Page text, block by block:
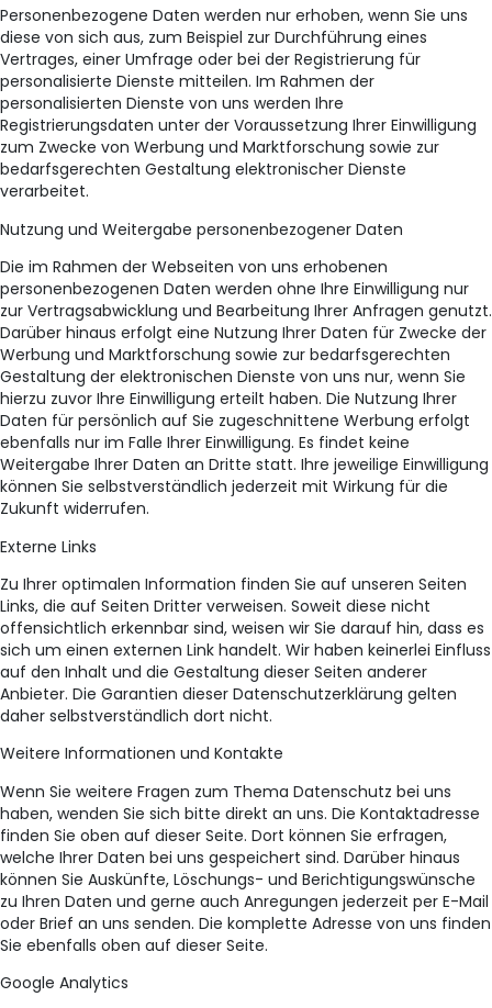
Personenbezogene Daten werden nur erhoben, wenn Sie uns
diese von sich aus, zum Beispiel zur Durchführung eines
Vertrages, einer Umfrage oder bei der Registrierung für
personalisierte Dienste mitteilen. Im Rahmen der
personalisierten Dienste von uns werden Ihre
Registrierungsdaten unter der Voraussetzung Ihrer Einwilligung
zum Zwecke von Werbung und Marktforschung sowie zur
bedarfsgerechten Gestaltung elektronischer Dienste
verarbeitet.
Nutzung und Weitergabe personenbezogener Daten
Die im Rahmen der Webseiten von uns erhobenen
personenbezogenen Daten werden ohne Ihre Einwilligung nur
zur Vertragsabwicklung und Bearbeitung Ihrer Anfragen genutzt.
Darüber hinaus erfolgt eine Nutzung Ihrer Daten für Zwecke der
Werbung und Marktforschung sowie zur bedarfsgerechten
Gestaltung der elektronischen Dienste von uns nur, wenn Sie
hierzu zuvor Ihre Einwilligung erteilt haben. Die Nutzung Ihrer
Daten für persönlich auf Sie zugeschnittene Werbung erfolgt
ebenfalls nur im Falle Ihrer Einwilligung. Es findet keine
Weitergabe Ihrer Daten an Dritte statt. Ihre jeweilige Einwilligung
können Sie selbstverständlich jederzeit mit Wirkung für die
Zukunft widerrufen.
Externe Links
Zu Ihrer optimalen Information finden Sie auf unseren Seiten
Links, die auf Seiten Dritter verweisen. Soweit diese nicht
offensichtlich erkennbar sind, weisen wir Sie darauf hin, dass es
sich um einen externen Link handelt. Wir haben keinerlei Einfluss
auf den Inhalt und die Gestaltung dieser Seiten anderer
Anbieter. Die Garantien dieser Datenschutzerklärung gelten
daher selbstverständlich dort nicht.
Weitere Informationen und Kontakte
Wenn Sie weitere Fragen zum Thema Datenschutz bei uns
haben, wenden Sie sich bitte direkt an uns. Die Kontaktadresse
finden Sie oben auf dieser Seite. Dort können Sie erfragen,
welche Ihrer Daten bei uns gespeichert sind. Darüber hinaus
können Sie Auskünfte, Löschungs- und Berichtigungswünsche
zu Ihren Daten und gerne auch Anregungen jederzeit per E-Mail
oder Brief an uns senden. Die komplette Adresse von uns finden
Sie ebenfalls oben auf dieser Seite.
Google Analytics